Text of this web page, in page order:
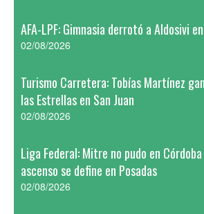
AFA-LPF: Gimnasia derrotó a Aldosivi
02/08/2026
Turismo Carretera: Tobías Martínez
las Estrellas en San Juan
02/08/2026
Liga Federal: Mitre no pudo en
ascenso se define en Posadas
02/08/2026